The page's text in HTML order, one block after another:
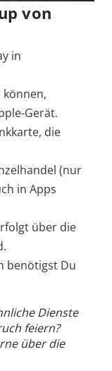
von
in
können,
Gerät.
die
(nur
in Apps
über die
benötigst Du
Dienste
feiern?
über die